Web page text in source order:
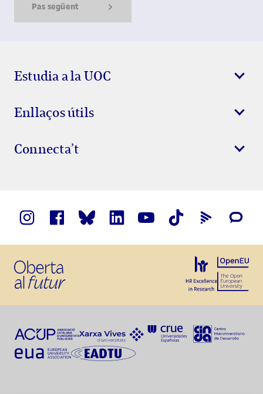
Pas següent
Estudia a la UOC
Enllaços útils
Connecta’t